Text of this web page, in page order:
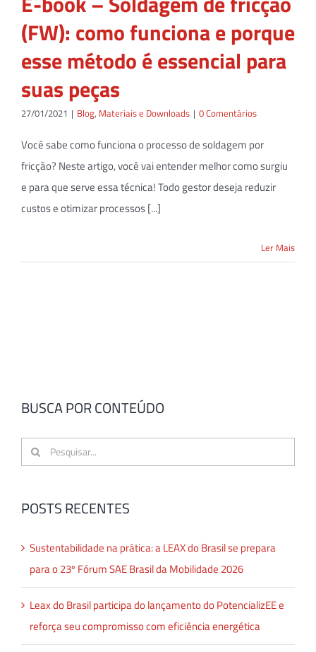
(FW): como funciona e porque
esse método é essencial para
suas peças
27/01/2021 | Blog, Materiais e Downloads | 0 Comentários
Você sabe como funciona o processo de soldagem por
fricção? Neste artigo, você vai entender melhor como surgiu
e para que serve essa técnica! Todo gestor deseja reduzir
custos e otimizar processos [...]
Ler Mais
BUSCA POR CONTEÚDO
Buscar
resultados
POSTS RECENTES
Sustentabilidade na prática: a LEAX do Brasil se prepara
para o 23º Fórum SAE Brasil da Mobilidade 2026
Leax do Brasil participa do lançamento do PotencializEE e
reforça seu compromisso com eficiência energética